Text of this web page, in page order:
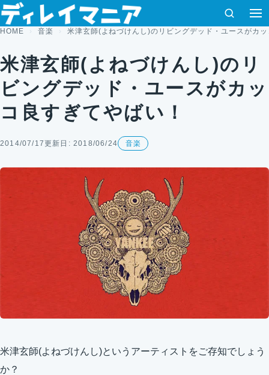
コンテンツへスキップ
検索
HOME 音楽 米津玄師(よねづけんし)のリビングデッド・ユースがカ
米津玄師(よねづけんし)のリ
ビングデッド・ユースがカッ
コ良すぎてやばい！
2014/07/17更新日: 2018/06/24 音楽
米津玄師(よねづけんし)というアーティストをご存知でしょう
か？